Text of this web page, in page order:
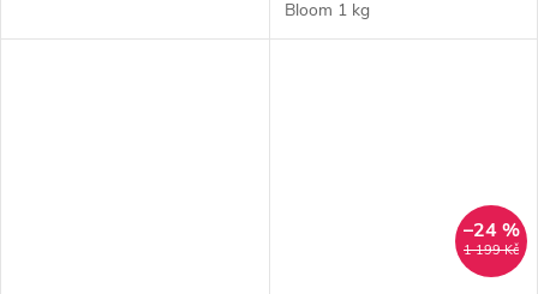
Bloom 1 kg
1 199 Kč
–24 %